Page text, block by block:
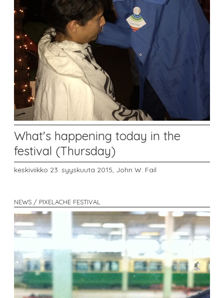
What's happening today in the
festival (Thursday)
keskiviikko 23. syyskuuta 2015, John W. Fail
NEWS / PIXELACHE FESTIVAL